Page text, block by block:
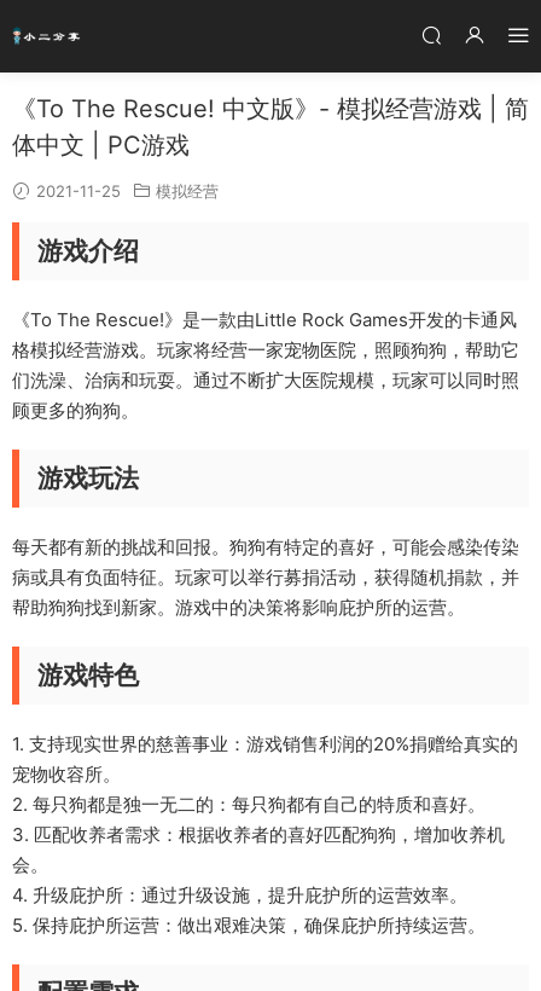
《To The Rescue! 中文版》- 模拟经营游戏 | 简
体中文 | PC游戏
2021-11-25 模拟经营
游戏介绍
《To The Rescue!》是一款由Little Rock Games开发的卡通风
格模拟经营游戏。玩家将经营一家宠物医院，照顾狗狗，帮助它
们洗澡、治病和玩耍。通过不断扩大医院规模，玩家可以同时照
顾更多的狗狗。
游戏玩法
每天都有新的挑战和回报。狗狗有特定的喜好，可能会感染传染
病或具有负面特征。玩家可以举行募捐活动，获得随机捐款，并
帮助狗狗找到新家。游戏中的决策将影响庇护所的运营。
游戏特色
1. 支持现实世界的慈善事业：游戏销售利润的20%捐赠给真实的
宠物收容所。
2. 每只狗都是独一无二的：每只狗都有自己的特质和喜好。
3. 匹配收养者需求：根据收养者的喜好匹配狗狗，增加收养机
会。
4. 升级庇护所：通过升级设施，提升庇护所的运营效率。
5. 保持庇护所运营：做出艰难决策，确保庇护所持续运营。